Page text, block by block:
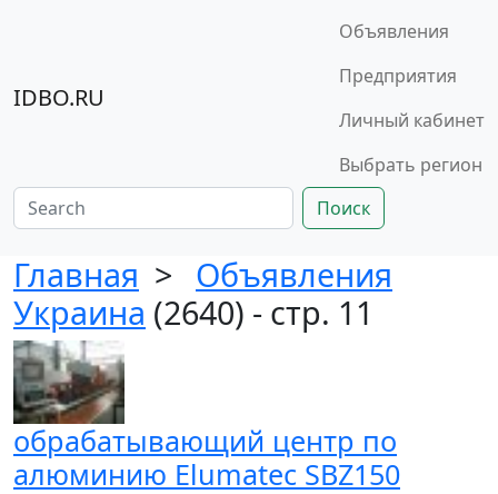
IDBO.RU
Объявления
Предприятия
Личный кабинет
Выбрать регион
Поиск
Главная > Объявления
Украина (2640) - стр. 11
обрабатывающий центр по
алюминию Elumatec SBZ150